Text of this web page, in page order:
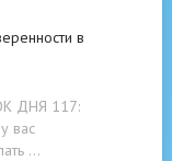
в
ДНЯ 117:
вас
…